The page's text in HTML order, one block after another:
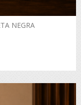
NEGRA